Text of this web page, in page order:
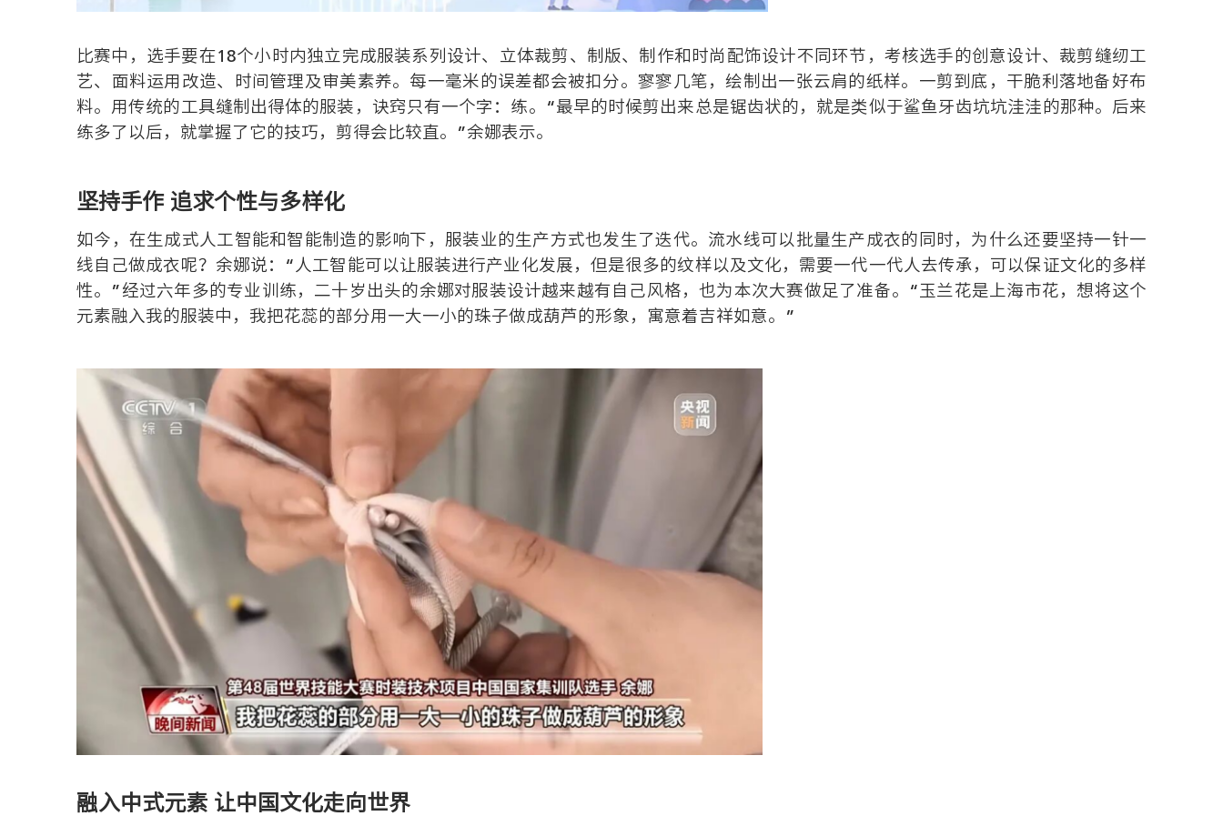
比赛中，选手要在18个小时内独立完成服装系列设计、立体裁剪、制版、制作和时尚配饰设计不同环节，考核选手的创意设计、裁剪缝纫工
艺、面料运用改造、时间管理及审美素养。每一毫米的误差都会被扣分。寥寥几笔，绘制出一张云肩的纸样。一剪到底，干脆利落地备好布
料。用传统的工具缝制出得体的服装，诀窍只有一个字：练。“最早的时候剪出来总是锯齿状的，就是类似于鲨鱼牙齿坑坑洼洼的那种。后来
练多了以后，就掌握了它的技巧，剪得会比较直。”余娜表示。
坚持手作 追求个性与多样化
如今，在生成式人工智能和智能制造的影响下，服装业的生产方式也发生了迭代。流水线可以批量生产成衣的同时，为什么还要坚持一针一
线自己做成衣呢？余娜说：“人工智能可以让服装进行产业化发展，但是很多的纹样以及文化，需要一代一代人去传承，可以保证文化的多样
性。”经过六年多的专业训练，二十岁出头的余娜对服装设计越来越有自己风格，也为本次大赛做足了准备。“玉兰花是上海市花，想将这个
元素融入我的服装中，我把花蕊的部分用一大一小的珠子做成葫芦的形象，寓意着吉祥如意。”
融入中式元素 让中国文化走向世界